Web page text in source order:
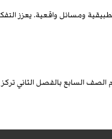
ومسائل واقعية. يعزز
السابع بالفصل الثاني تركز